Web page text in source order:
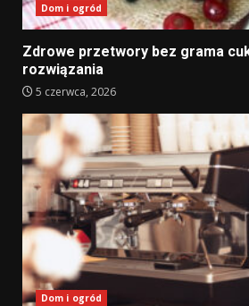
Dom i ogród
Zdrowe przetwory bez grama
rozwiązania
5 czerwca, 2026
Dom i ogród